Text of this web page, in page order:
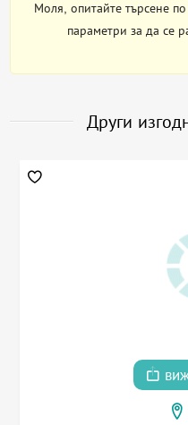
Моля, опитайте търсене
параметри за да се
Други